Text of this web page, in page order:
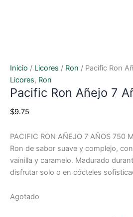
Inicio / Licores / Ron / Pacific Ron
Licores, Ron
Pacific Ron Añejo 7
$9.75
PACIFIC RON AÑEJO 7 AÑOS 750
Ron de sabor suave y complejo,
vainilla y caramelo. Madurado
disfrutar solo o en cócteles
Agotado